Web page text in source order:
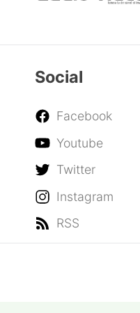
Social
Facebook
Youtube
Twitter
Instagram
RSS